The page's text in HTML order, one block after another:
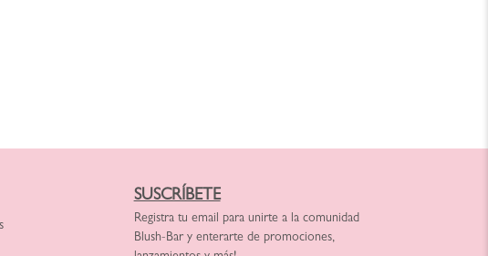
SUSCRÍBETE
Registra tu email para unirte a la comunidad
Blush-Bar y enterarte de promociones,